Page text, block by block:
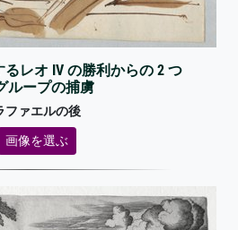
レオ IV の勝利からの 2 つ
ループの捕虜
ファエルの後
画像を選ぶ